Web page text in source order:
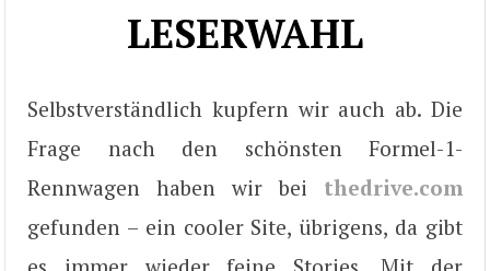
LESERWAHL
Selbstverständlich kupfern wir auch ab. Die
Frage nach den schönsten Formel-1-
Rennwagen haben wir bei thedrive.com
gefunden – ein cooler Site, übrigens, da gibt